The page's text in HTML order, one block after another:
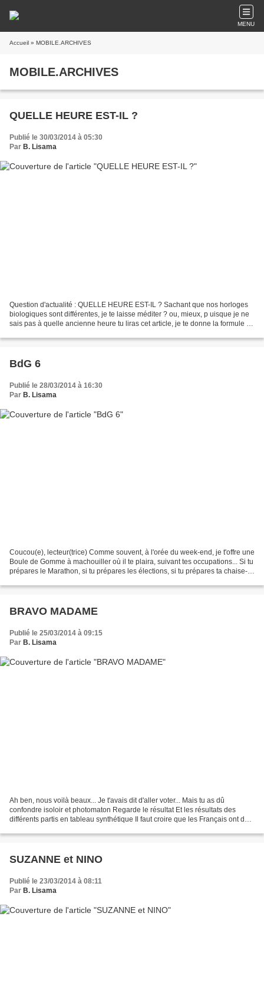
MENU
Accueil » MOBILE.ARCHIVES
MOBILE.ARCHIVES
QUELLE HEURE EST-IL ?
Publié le 30/03/2014 à 05:30
Par B. Lisama
Question d'actualité : QUELLE HEURE EST-IL ? Sachant que nos horloges
biologiques sont différentes, je te laisse méditer ? ou, mieux, p uisque je ne
sais pas à quelle ancienne heure tu liras cet article, je te donne la formule en
BdG 6
Publié le 28/03/2014 à 16:30
Par B. Lisama
Coucou(e), lecteur(trice) Comme souvent, à l'orée du week-end, je t'offre une
Boule de Gomme à machouiller où il te plaira, suivant tes occupations... Si tu
prépares le Marathon, si tu prépares les élections, si tu prépares ta chaise-
BRAVO MADAME
Publié le 25/03/2014 à 09:15
Par B. Lisama
Ah ben, nous voilà beaux... Je t'avais dit d'aller voter... Mais tu as dû
confondre isoloir et photomaton Regarde le résultat Et les résultats des
différents partis en tableau synthétique Il faut croire que les Français ont des
SUZANNE et NINO
Publié le 23/03/2014 à 08:11
Par B. Lisama